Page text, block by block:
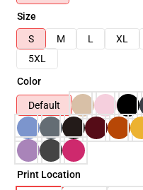
Size
S
M L XL
5XL
Color
Default
Print Location